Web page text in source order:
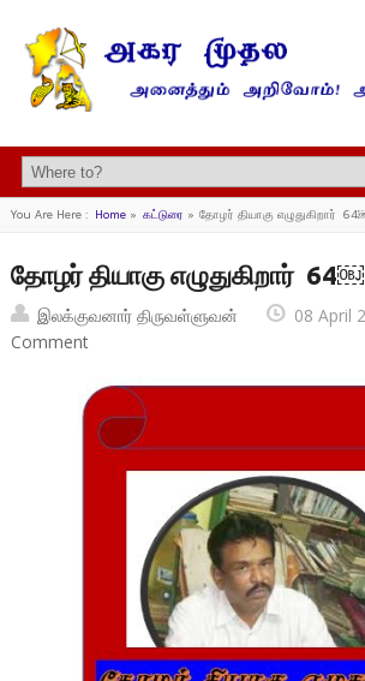
You Are Here : Home» கட்டுரை » தோழர் தியாகு எழுதுகிறார்
தோழர் தியாகு எழுதுகிறார் 64￼
இலக்குவனார் திருவள்ளுவன் 08 April
Comment